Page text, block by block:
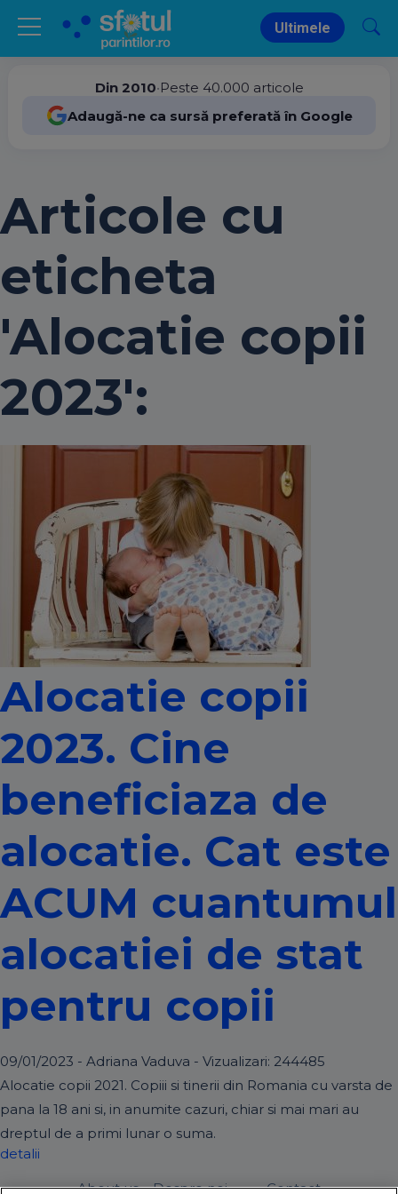
Ultimele
Din 2010•Peste 40.000 articole
Adaugă-ne ca sursă preferată în Google
Articole cu
eticheta
'Alocatie copii
2023':
Alocatie copii
2023. Cine
beneficiaza de
alocatie. Cat este
ACUM cuantumul
alocatiei de stat
pentru copii
09/01/2023 - Adriana Vaduva - Vizualizari: 244485
Alocatie copii 2021. Copiii si tinerii din Romania cu varsta de
pana la 18 ani si, in anumite cazuri, chiar si mai mari au
dreptul de a primi lunar o suma.
detalii
About us – Despre noi Contact